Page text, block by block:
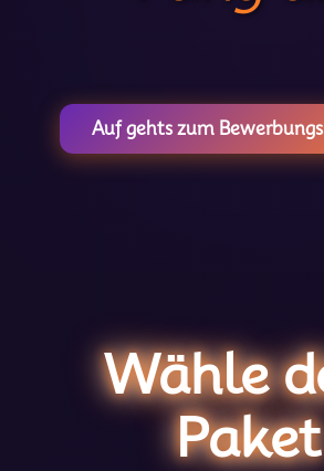
Auf gehts zum
Wähle
Paket